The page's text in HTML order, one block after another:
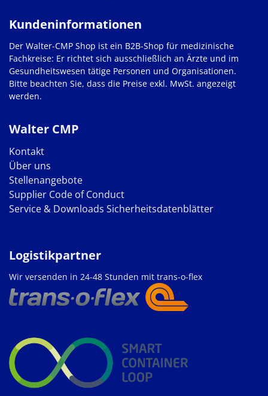
Walter CMP
Kontakt
Über uns
Stellenangebote
Supplier Code of Conduct
Service & Downloads Sicherheitsdatenblätter
Kundeninformationen
Der Walter-CMP Shop ist ein B2B-Shop für medizinische
Fachkreise: Er richtet sich ausschließlich an Ärzte und im
Gesundheitswesen tätige Personen und Organisationen.
Bitte beachten Sie, dass die Preise exkl. MwSt. angezeigt
werden.
Logistikpartner
Wir versenden in 24-48 Stunden mit trans-o-flex